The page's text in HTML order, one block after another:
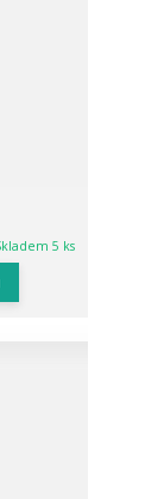
5 ks